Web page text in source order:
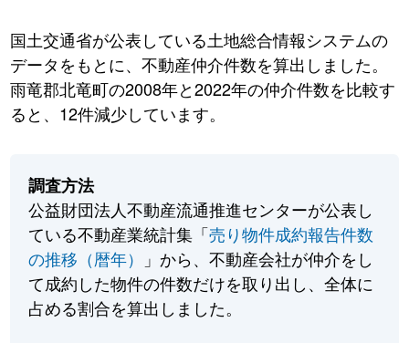
国土交通省が公表している土地総合情報システムの
データをもとに、不動産仲介件数を算出しました。
雨竜郡北竜町の2008年と2022年の仲介件数を比較す
ると、12件減少しています。
調査方法
公益財団法人不動産流通推進センターが公表し
ている不動産業統計集「売り物件成約報告件数
の推移（暦年）
」から、不動産会社が仲介をし
て成約した物件の件数だけを取り出し、全体に
占める割合を算出しました。